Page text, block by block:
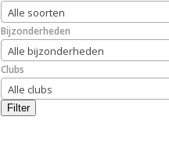
Alle soorten
Bijzonderheden
Alle bijzonderheden
Clubs
Alle clubs
Filter